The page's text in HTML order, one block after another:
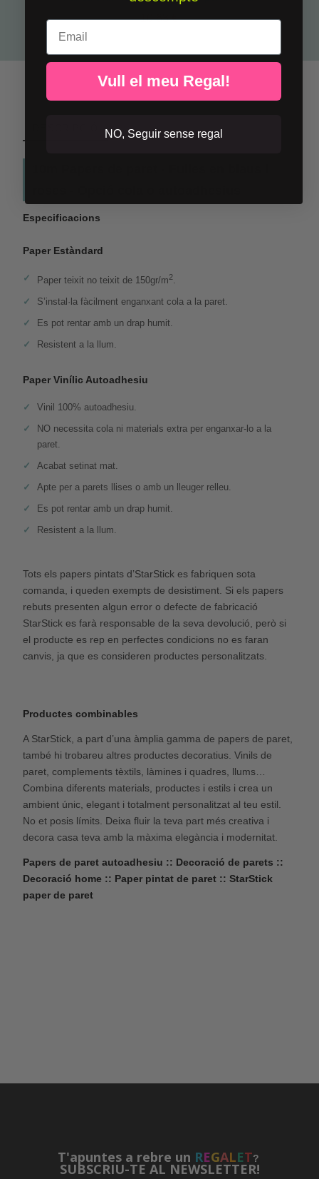
10,63 €
Especificacions
Paper Estàndard
Paper teixit no teixit de 150gr/m2.
S’instal·la fàcilment enganxant cola a la paret.
Es pot rentar amb un drap humit.
Resistent a la llum.
Paper Vinílic Autoadhesiu
Vinil 100% autoadhesiu.
NO necessita cola ni materials extra per enganxar-lo a la
paret.
Acabat setinat mat.
Apte per a parets llises o amb un lleuger relleu.
Es pot rentar amb un drap humit.
Resistent a la llum.
Tots els papers pintats d’StarStick es fabriquen sota
comanda, i queden exempts de desistiment. Si els papers
rebuts presenten algun error o defecte de fabricació
StarStick es farà responsable de la seva devolució, però si
el producte es rep en perfectes condicions no es faran
canvis, ja que es consideren productes personalitzats.
Productes combinables
A StarStick, a part d’una àmplia gamma de papers de paret,
també hi trobareu altres productes decoratius. Vinils de
paret, complements tèxtils, làmines i quadres, llums…
Combina diferents materials, productes i estils i crea un
ambient únic, elegant i totalment personalitzat al teu estil.
No et posis límits. Deixa fluir la teva part més creativa i
decora casa teva amb la màxima elegància i modernitat.
Papers de paret autoadhesiu :: Decoració de parets ::
Decoració home :: Paper pintat de paret :: StarStick
paper de paret
T'apuntes a rebre un REGALET?
SUBSCRIU-TE AL NEWSLETTER!
Email
Vull el meu Regal!
NO, Seguir sense regal